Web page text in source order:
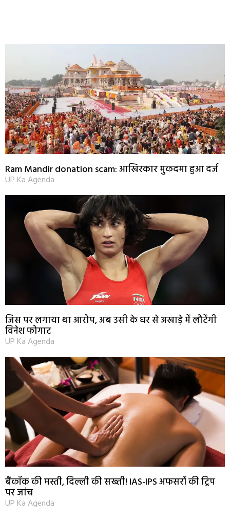
Ram Mandir donation scam: आखिरकार मुकदमा हुआ दर्ज
UP Ka Agenda
जिस पर लगाया था आरोप, अब उसी के घर से अखाड़े में लौटेंगी
विनेश फोगाट
UP Ka Agenda
बैंकॉक की मस्ती, दिल्ली की सख्ती! IAS-IPS अफसरों की ट्रिप
पर जांच
UP Ka Agenda